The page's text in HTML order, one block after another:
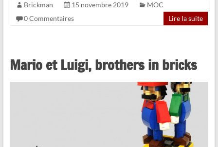
Brickman 15 novembre 2019
MOC
0 Commentaires
Lire la suite
Mario et Luigi, brothers in bricks